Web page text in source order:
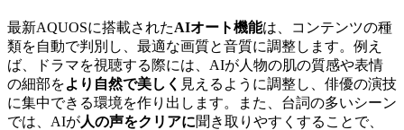
最新AQUOSに搭載されたAIオート機能は、コンテンツの種
類を自動で判別し、最適な画質と音質に調整します。例え
ば、ドラマを視聴する際には、AIが人物の肌の質感や表情
の細部をより自然で美しく 見えるように調整し、俳優の演技
に集中できる環境を作り出します。また、台詞の多いシーン
では、AIが人の声をクリアに聞き取りやすくすることで、